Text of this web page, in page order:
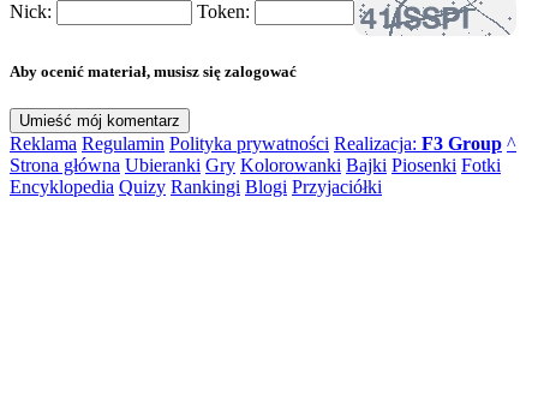
Nick: Token:
Aby ocenić materiał, musisz się zalogować
Reklama Regulamin Polityka prywatności Realizacja: F3 Group ^
Strona główna Ubieranki Gry Kolorowanki Bajki Piosenki Fotki
Encyklopedia Quizy Rankingi Blogi Przyjaciółki